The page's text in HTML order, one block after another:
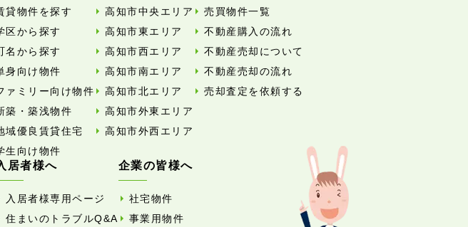
貸物件を探す
区から探す
名から探す
身向け物件
ァミリー向け物件
築・築浅物件
域優良賃貸住宅
生向け物件
高知市中央エリア
高知市東エリア
高知市西エリア
高知市南エリア
高知市北エリア
高知市外東エリア
高知市外西エリア
売買物件一覧
不動産購入の流れ
不動産売却について
不動産売却の流れ
売却査定を依頼する
居者様へ
入居者様専用ページ
住まいのトラブルQ&A
企業の皆様へ
社宅物件
事業用物件